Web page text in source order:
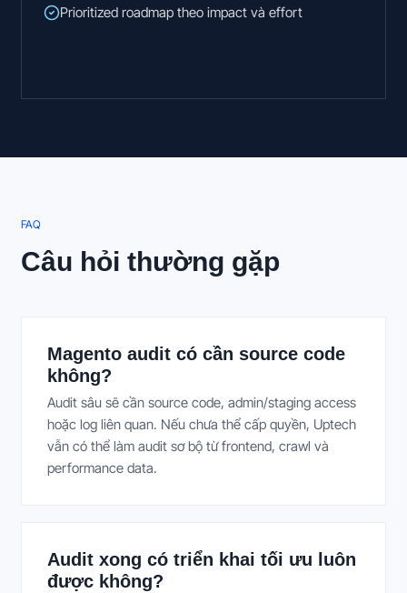
Prioritized roadmap theo impact và effort
FAQ
Câu hỏi thường gặp
Magento audit có cần source code
không?
Audit sâu sẽ cần source code, admin/staging access
hoặc log liên quan. Nếu chưa thể cấp quyền, Uptech
vẫn có thể làm audit sơ bộ từ frontend, crawl và
performance data.
Audit xong có triển khai tối ưu luôn
được không?